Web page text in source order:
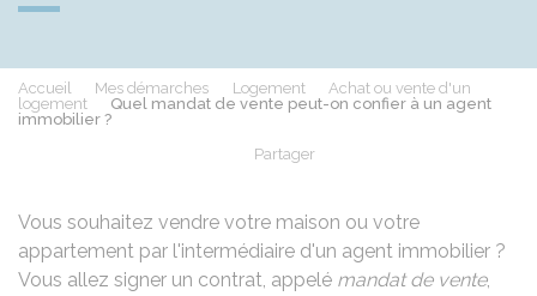
Accueil Mes démarches Logement
Achat ou vente d'un
logement
Quel mandat de vente peut-on confier à un agent
immobilier ?
Partager
Vous souhaitez vendre votre maison ou votre
appartement par l'intermédiaire d'un agent immobilier ?
Vous allez signer un contrat, appelé mandat de vente,